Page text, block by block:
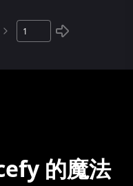
的魔法